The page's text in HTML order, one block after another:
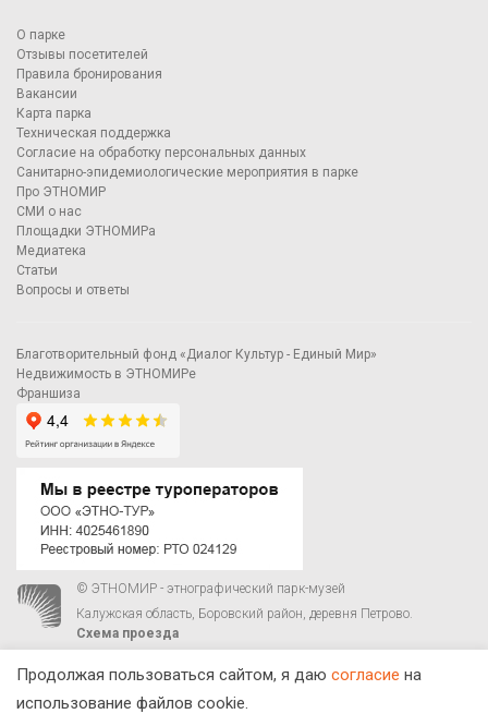
О парке
Отзывы посетителей
Правила бронирования
Вакансии
Карта парка
Техническая поддержка
Согласие на обработку персональных данных
Санитарно-эпидемиологические мероприятия в парке
Про ЭТНОМИР
СМИ о нас
Площадки ЭТНОМИРа
Медиатека
Статьи
Вопросы и ответы
Благотворительный фонд «Диалог Культур - Единый Мир»
Недвижимость в ЭТНОМИРе
Франшиза
© ЭТНОМИР - этнографический парк-музей
Калужская область, Боровский район, деревня Петрово.
Схема проезда
Продолжая пользоваться сайтом, я даю согласие на
использование файлов cookie.